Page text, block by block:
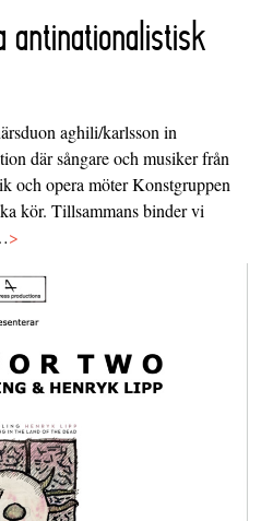
antinationalistisk
aghili/karlsson in
där sångare och musiker från
och opera möter Konstgruppen
kör. Tillsammans binder vi
>